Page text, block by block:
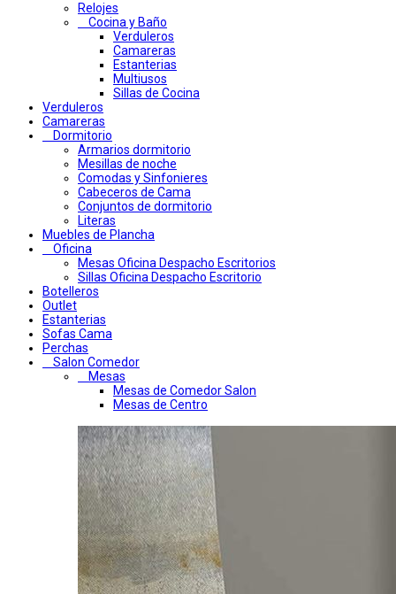
Relojes
Cocina y Baño
Verduleros
Camareras
Estanterias
Multiusos
Sillas de Cocina
Verduleros
Camareras
Dormitorio
Armarios dormitorio
Mesillas de noche
Comodas y Sinfonieres
Cabeceros de Cama
Conjuntos de dormitorio
Literas
Muebles de Plancha
Oficina
Mesas Oficina Despacho Escritorios
Sillas Oficina Despacho Escritorio
Botelleros
Outlet
Estanterias
Sofas Cama
Perchas
Salon Comedor
Mesas
Mesas de Comedor Salon
Mesas de Centro